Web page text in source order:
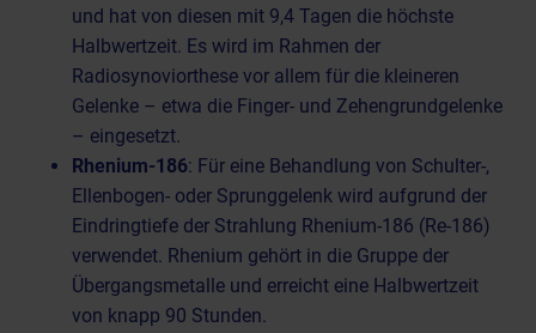
und hat von diesen mit 9,4 Tagen die höchste
Halbwertzeit. Es wird im Rahmen der
Radiosynoviorthese vor allem für die kleineren
Gelenke – etwa die Finger- und Zehengrundgelenke
– eingesetzt.
Rhenium-186: Für eine Behandlung von Schulter-,
Ellenbogen- oder Sprunggelenk wird aufgrund der
Eindringtiefe der Strahlung Rhenium-186 (Re-186)
verwendet. Rhenium gehört in die Gruppe der
Übergangsmetalle und erreicht eine Halbwertzeit
von knapp 90 Stunden.